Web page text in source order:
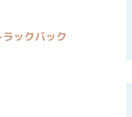
ックバック